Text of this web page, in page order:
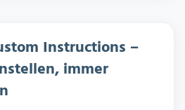
Instructions –
immer